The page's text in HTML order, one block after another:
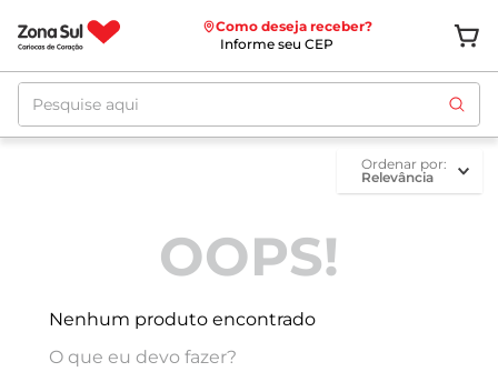
Como deseja receber?
Informe seu CEP
Pesquise aqui
ordenar por
Relevância
OOPS!
Nenhum produto encontrado
O que eu devo fazer?